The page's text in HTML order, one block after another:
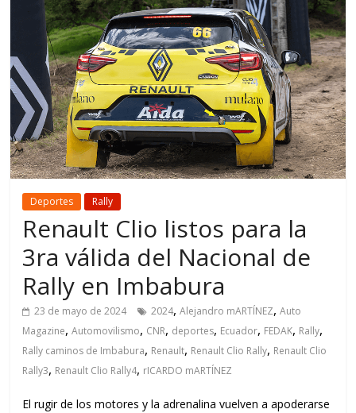
Deportes Rally
Renault Clio listos para la
3ra válida del Nacional de
Rally en Imbabura
23 de mayo de 2024 2024,Alejandro mARTÍNEZ,Auto
Magazine,Automovilismo, CNR, deportes, Ecuador, FEDAK, Rally,
Rally caminos de Imbabura, Renault, Renault Clio Rally, Renault Clio
Rally3, Renault Clio Rally4, rICARDO mARTÍNEZ
El rugir de los motores y la adrenalina vuelven a apoderarse